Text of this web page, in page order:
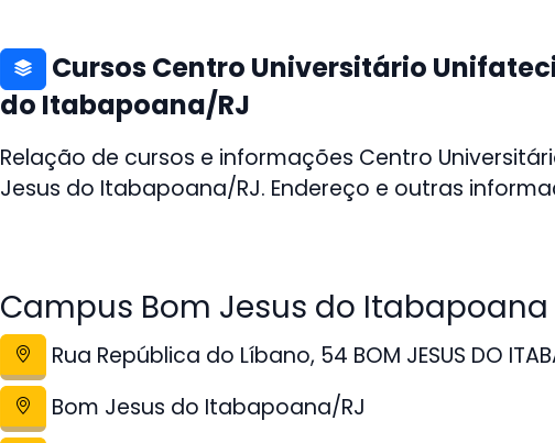
Cursos Centro Universitário
do Itabapoana/RJ
Relação de cursos e informações Centro
Jesus do Itabapoana/RJ. Endereço e outras
Campus Bom Jesus do Itabapoana
Rua República do Líbano, 54 BOM JESUS DO
Bom Jesus do Itabapoana/RJ